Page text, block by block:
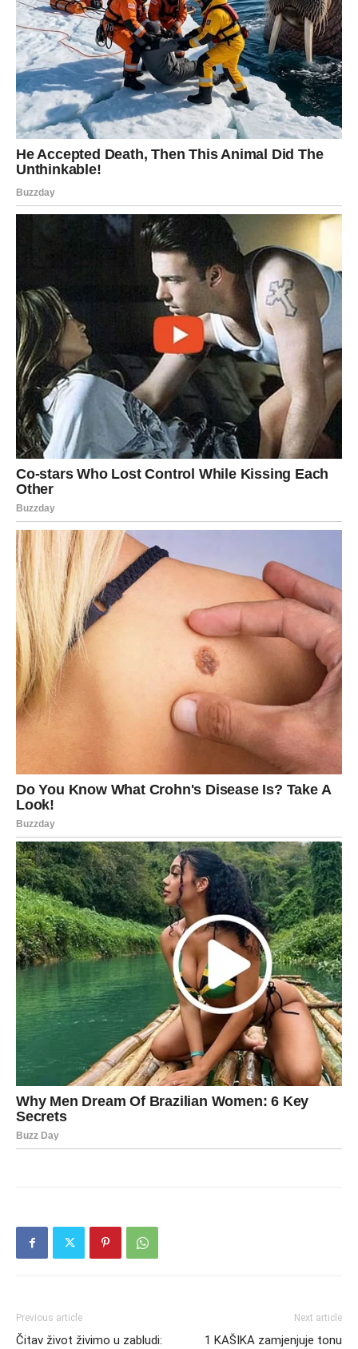
Previous article
Čitav život živimo u zabludi:
Next article
1 KAŠIKA zamjenjuje tonu